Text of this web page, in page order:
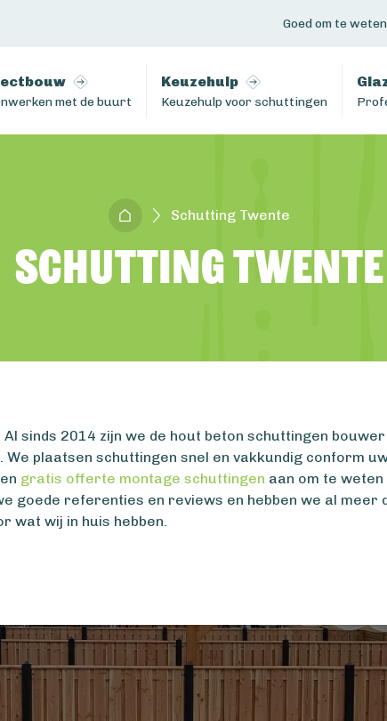
Goed om te weten
met de buurt
Keuzehulp
Keuzehulp voor schuttingen
Schutting Twente
Schutting Twente
sinds 2014 zijn we de hout beton schuttingen
We plaatsen schuttingen snel en vakkundig conform
gratis offerte montage schuttingen aan om te
goede referenties en reviews en hebben we al meer
wat wij in huis hebben.